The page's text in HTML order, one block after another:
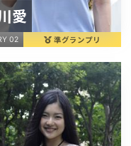
愛
02 準グランプリ